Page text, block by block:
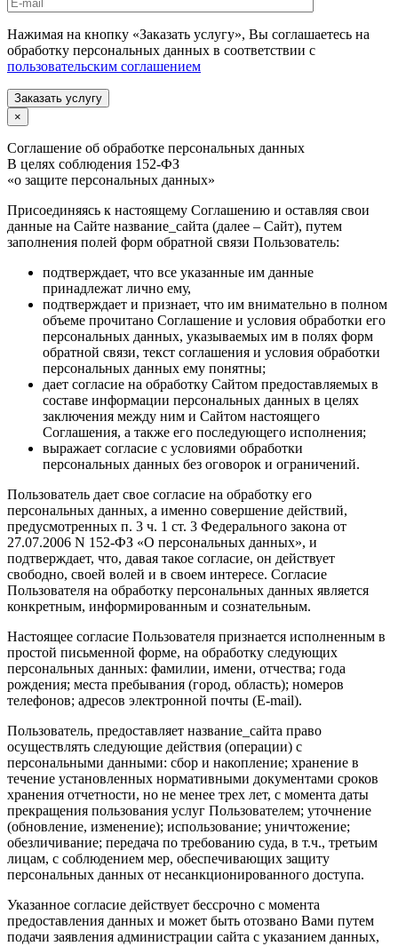
Нажимая на кнопку «Заказать услугу», Вы соглашаетесь на
обработку персональных данных в соответствии с
пользовательским соглашением
Заказать услугу
×
Соглашение об обработке персональных данных
В целях соблюдения 152-ФЗ
«о защите персональных данных»
Присоединяясь к настоящему Соглашению и оставляя свои
данные на Сайте название_сайта (далее – Сайт), путем
заполнения полей форм обратной связи Пользователь:
подтверждает, что все указанные им данные
принадлежат лично ему,
подтверждает и признает, что им внимательно в полном
объеме прочитано Соглашение и условия обработки его
персональных данных, указываемых им в полях форм
обратной связи, текст соглашения и условия обработки
персональных данных ему понятны;
дает согласие на обработку Сайтом предоставляемых в
составе информации персональных данных в целях
заключения между ним и Сайтом настоящего
Соглашения, а также его последующего исполнения;
выражает согласие с условиями обработки
персональных данных без оговорок и ограничений.
Пользователь дает свое согласие на обработку его
персональных данных, а именно совершение действий,
предусмотренных п. 3 ч. 1 ст. 3 Федерального закона от
27.07.2006 N 152-ФЗ «О персональных данных», и
подтверждает, что, давая такое согласие, он действует
свободно, своей волей и в своем интересе. Согласие
Пользователя на обработку персональных данных является
конкретным, информированным и сознательным.
Настоящее согласие Пользователя признается исполненным в
простой письменной форме, на обработку следующих
персональных данных: фамилии, имени, отчества; года
рождения; места пребывания (город, область); номеров
телефонов; адресов электронной почты (E-mail).
Пользователь, предоставляет название_сайта право
осуществлять следующие действия (операции) с
персональными данными: сбор и накопление; хранение в
течение установленных нормативными документами сроков
хранения отчетности, но не менее трех лет, с момента даты
прекращения пользования услуг Пользователем; уточнение
(обновление, изменение); использование; уничтожение;
обезличивание; передача по требованию суда, в т.ч., третьим
лицам, с соблюдением мер, обеспечивающих защиту
персональных данных от несанкционированного доступа.
Указанное согласие действует бессрочно с момента
предоставления данных и может быть отозвано Вами путем
подачи заявления администрации сайта с указанием данных,